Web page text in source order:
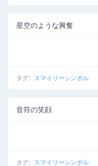
星空のような興奮
タグ: スマイリーシンボル
音符の笑顔
タグ: スマイリーシンボル